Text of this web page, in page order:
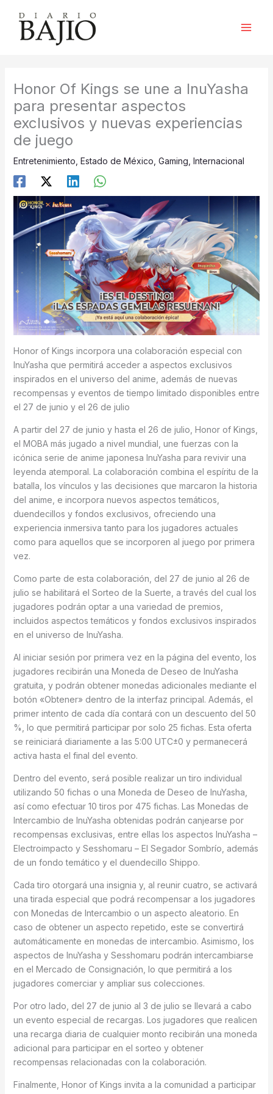
contenido
Honor Of Kings se une a InuYasha
para presentar aspectos
exclusivos y nuevas experiencias
de juego
Entretenimiento Estado de México Gaming Internacional
Honor of Kings incorpora una colaboración especial con
InuYasha que permitirá acceder a aspectos exclusivos
inspirados en el universo del anime, además de nuevas
recompensas y eventos de tiempo limitado disponibles entre
el 27 de junio y el 26 de julio
A partir del 27 de junio y hasta el 26 de julio, Honor of Kings,
el MOBA más jugado a nivel mundial, une fuerzas con la
icónica serie de anime japonesa InuYasha para revivir una
leyenda atemporal. La colaboración combina el espíritu de la
batalla, los vínculos y las decisiones que marcaron la historia
del anime, e incorpora nuevos aspectos temáticos,
duendecillos y fondos exclusivos, ofreciendo una
experiencia inmersiva tanto para los jugadores actuales
como para aquellos que se incorporen al juego por primera
vez.
Como parte de esta colaboración, del 27 de junio al 26 de
julio se habilitará el Sorteo de la Suerte, a través del cual los
jugadores podrán optar a una variedad de premios,
incluidos aspectos temáticos y fondos exclusivos inspirados
en el universo de InuYasha.
Al iniciar sesión por primera vez en la página del evento, los
jugadores recibirán una Moneda de Deseo de InuYasha
gratuita, y podrán obtener monedas adicionales mediante el
botón «Obtener» dentro de la interfaz principal. Además, el
primer intento de cada día contará con un descuento del 50
%, lo que permitirá participar por solo 25 fichas. Esta oferta
se reiniciará diariamente a las 5:00 UTC±0 y permanecerá
activa hasta el final del evento.
Dentro del evento, será posible realizar un tiro individual
utilizando 50 fichas o una Moneda de Deseo de InuYasha,
así como efectuar 10 tiros por 475 fichas. Las Monedas de
Intercambio de InuYasha obtenidas podrán canjearse por
recompensas exclusivas, entre ellas los aspectos InuYasha –
Electroimpacto y Sesshomaru – El Segador Sombrío, además
de un fondo temático y el duendecillo Shippo.
Cada tiro otorgará una insignia y, al reunir cuatro, se activará
una tirada especial que podrá recompensar a los jugadores
con Monedas de Intercambio o un aspecto aleatorio. En
caso de obtener un aspecto repetido, este se convertirá
automáticamente en monedas de intercambio. Asimismo, los
aspectos de InuYasha y Sesshomaru podrán intercambiarse
en el Mercado de Consignación, lo que permitirá a los
jugadores comerciar y ampliar sus colecciones.
Por otro lado, del 27 de junio al 3 de julio se llevará a cabo
un evento especial de recargas. Los jugadores que realicen
una recarga diaria de cualquier monto recibirán una moneda
adicional para participar en el sorteo y obtener
recompensas relacionadas con la colaboración.
Finalmente, Honor of Kings invita a la comunidad a participar